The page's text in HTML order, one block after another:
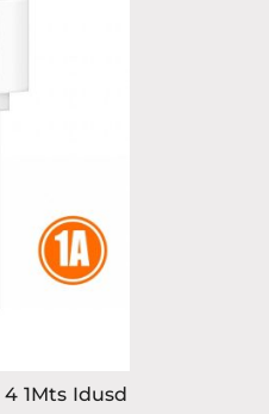
1Mts Idusd